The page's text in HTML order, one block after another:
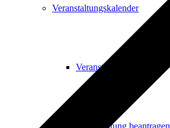
Veranstaltungskalender
Veranstaltungskalender
Veranstaltung beantragen